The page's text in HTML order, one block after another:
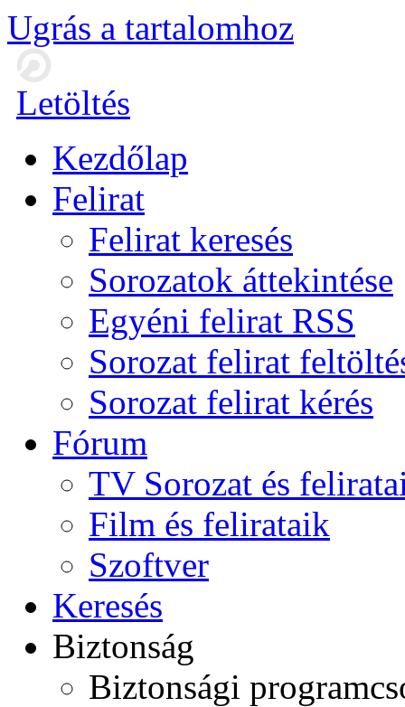
Ugrás a tartalomhoz
Letöltés
Kezdőlap
Felirat
Felirat keresés
Sorozatok áttekintése
Egyéni felirat RSS
Sorozat felirat
Sorozat felirat kérés
Fórum
TV Sorozat és
Film és felirataik
Szoftver
Keresés
Biztonság
Biztonsági